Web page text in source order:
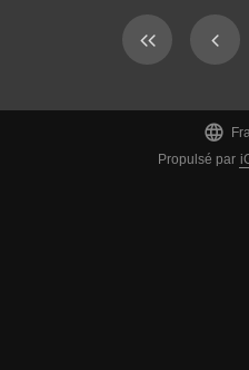

Propulsé par